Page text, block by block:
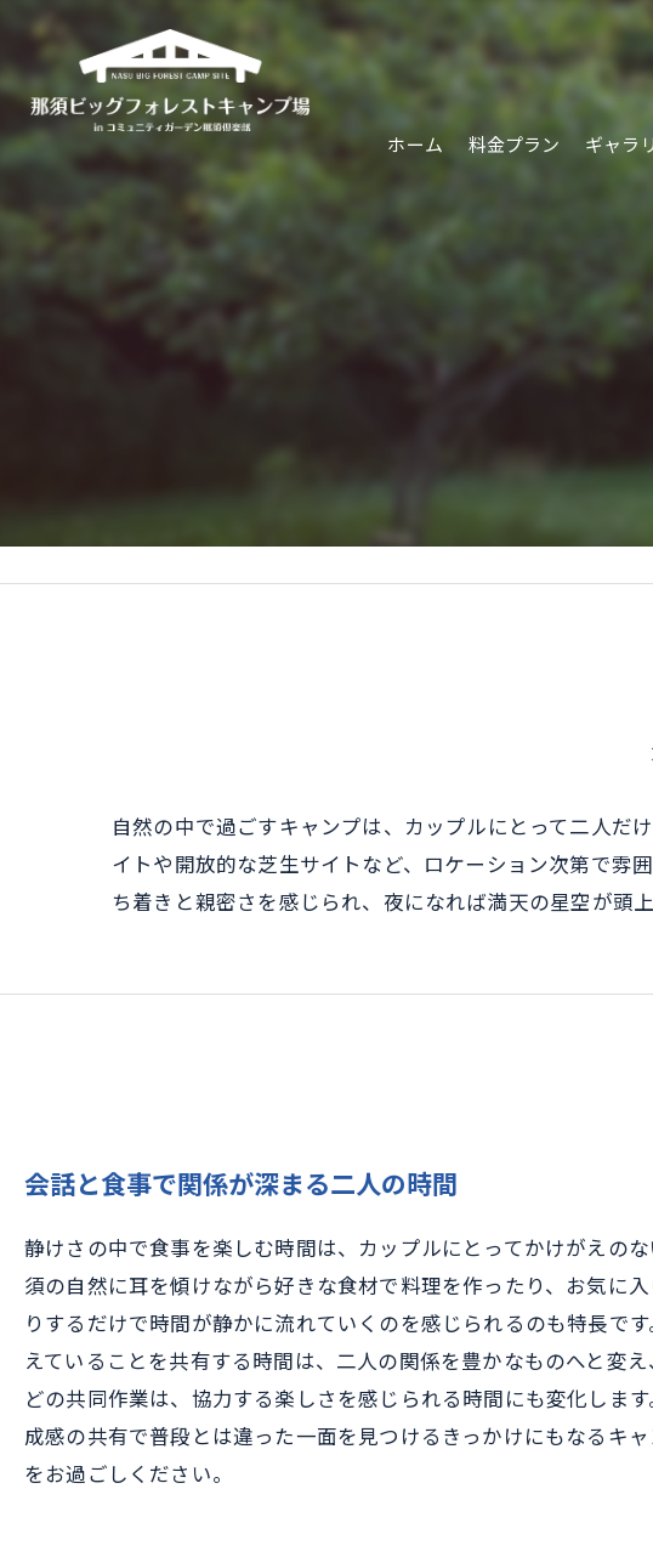
ホーム 料金プラン ギャラ
自然の中で過ごすキャンプは、カップルにとって二人だ
イトや開放的な芝生サイトなど、ロケーション次第で雰
ち着きと親密さを感じられ、夜になれば満天の星空が頭
会話と食事で関係が深まる二人の時間
静けさの中で食事を楽しむ時間は、カップルにとってかけがえの
須の自然に耳を傾けながら好きな食材で料理を作ったり、お気に
りするだけで時間が静かに流れていくのを感じられるのも特長で
えていることを共有する時間は、二人の関係を豊かなものへと変
どの共同作業は、協力する楽しさを感じられる時間にも変化しま
成感の共有で普段とは違った一面を見つけるきっかけにもなるキ
をお過ごしください。